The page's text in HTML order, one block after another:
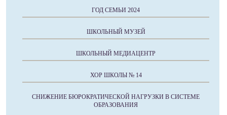
ГОД СЕМЬИ 2024
ШКОЛЬНЫЙ МУЗЕЙ
ШКОЛЬНЫЙ МЕДИАЦЕНТР
ХОР ШКОЛЫ № 14
СНИЖЕНИЕ БЮРОКРАТИЧЕСКОЙ НАГРУЗКИ В СИСТЕМЕ
ОБРАЗОВАНИЯ